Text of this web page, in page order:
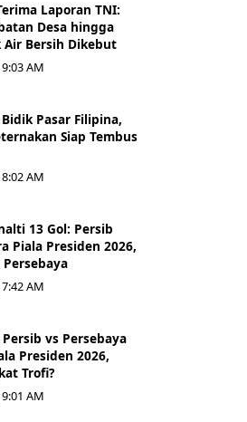
Laporan TNI:
Desa hingga
Air Bersih Dikebut
AM
Pasar Filipina,
Siap Tembus
AM
13 Gol: Persib
Piala Presiden 2026,
AM
vs Persebaya
Presiden 2026,
Trofi?
AM